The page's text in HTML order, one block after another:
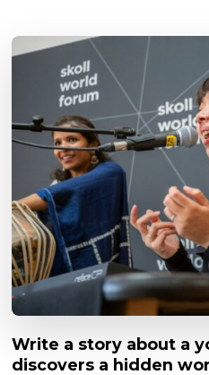
Write a story about a
discovers a hidden